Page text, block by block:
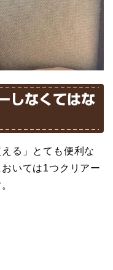
しなくてはな
る」とても便利な
いては1つクリアー